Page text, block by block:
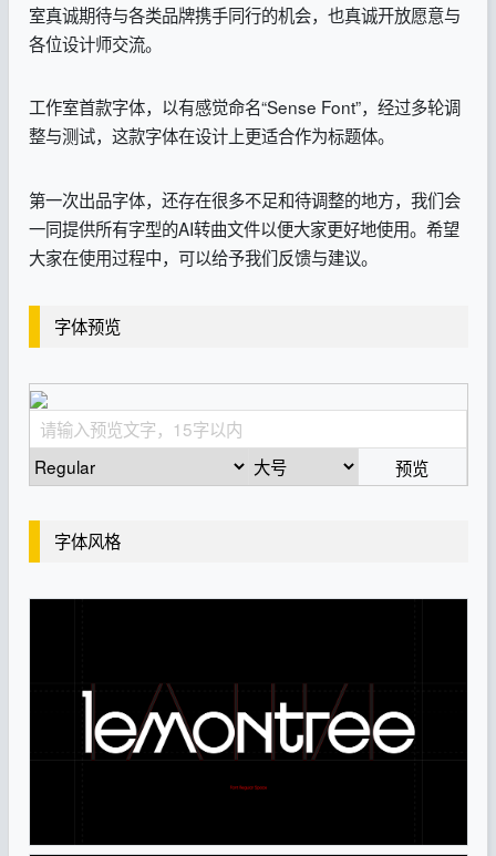
室真诚期待与各类品牌携手同行的机会，也真诚开放愿意与
各位设计师交流。
工作室首款字体，以有感觉命名“Sense Font”，经过多轮调
整与测试，这款字体在设计上更适合作为标题体。
第一次出品字体，还存在很多不足和待调整的地方，我们会
一同提供所有字型的AI转曲文件以便大家更好地使用。希望
大家在使用过程中，可以给予我们反馈与建议。
字体预览
预览
字体风格